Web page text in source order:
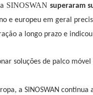
SINOSWAN superaram
e europeu em geral
a longo prazo e
a SINOSWAN continua